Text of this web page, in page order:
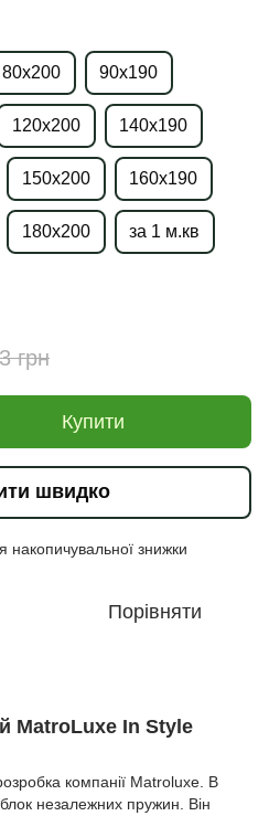
80х200 90х190
120х200 140х190
150х200 160х190
180х200 за 1 м.кв
грн
Купити
швидко
накопичувальної знижки
Порівняти
MatroLuxe In Style
компанії Matroluxe. В
незалежних пружин. Він